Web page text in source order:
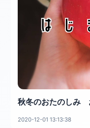
秋冬のおたのしみ
2020-12-01 13:13:38